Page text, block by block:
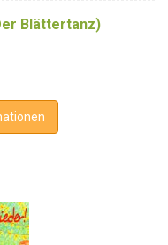
Blättertanz)